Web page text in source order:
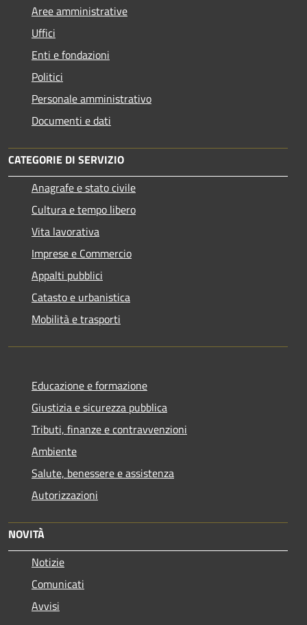
Aree amministrative
Uffici
Enti e fondazioni
Politici
Personale amministrativo
Documenti e dati
CATEGORIE DI SERVIZIO
Anagrafe e stato civile
Cultura e tempo libero
Vita lavorativa
Imprese e Commercio
Appalti pubblici
Catasto e urbanistica
Mobilità e trasporti
Educazione e formazione
Giustizia e sicurezza pubblica
Tributi, finanze e contravvenzioni
Ambiente
Salute, benessere e assistenza
Autorizzazioni
NOVITÀ
Notizie
Comunicati
Avvisi